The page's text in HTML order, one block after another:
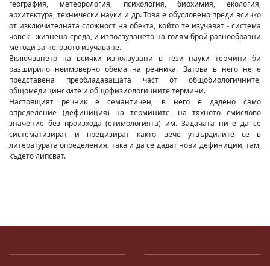
география, метеорология, психология, биохимия, екология,
архитектура, технически науки и др. Това е обусловено преди всичко
от изключителната сложност на обекта, който те изучават - система
човек - жизнена среда, и използуването на голям брой разнообразни
методи за неговото изучаване.
Включването на всички използувани в тези науки термини би
разширило неимоверно обема на речника. Затова в него не е
представена преобладаващата част от общобиологичните,
общомедицинските и общофизиологичните термини.
Настоящият речник е семантичен, в него е дадено само
определение (дефиниция) на термините, на тяхното смислово
значение без произхода (етимологията) им. Задачата ни е да се
систематизират и прецизират както вече утвърдилите се в
литературата определения, така и да се дадат нови дефиниции, там,
където липсват.